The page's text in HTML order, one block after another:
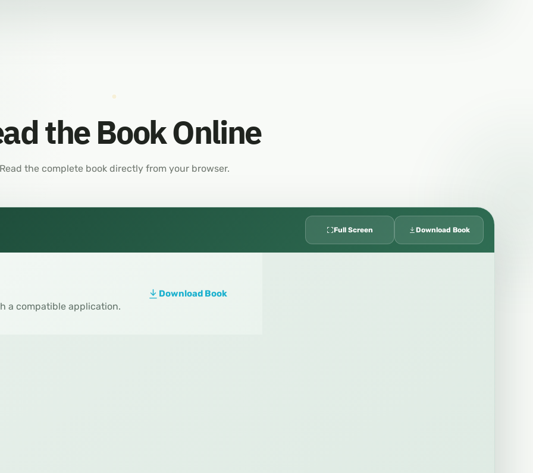
the Book Online
the complete book directly from your browser.
Full Screen Download Book
a compatible application.
Download Book